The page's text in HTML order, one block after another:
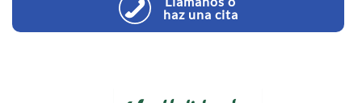
haz una cita